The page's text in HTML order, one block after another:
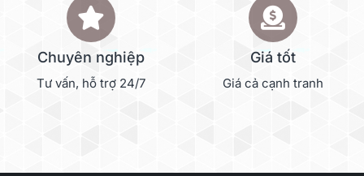
Chuyên nghiệp
Tư vấn, hỗ trợ 24/7
Giá tốt
Giá cả cạnh tranh